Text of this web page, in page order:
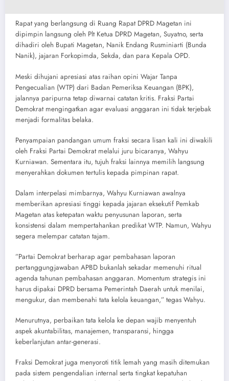
​Rapat yang berlangsung di Ruang Rapat DPRD Magetan ini
dipimpin langsung oleh Plt Ketua DPRD Magetan, Suyatno, serta
dihadiri oleh Bupati Magetan, Nanik Endang Rusminiarti (Bunda
Nanik), jajaran Forkopimda, Sekda, dan para Kepala OPD.
​Meski dihujani apresiasi atas raihan opini Wajar Tanpa
Pengecualian (WTP) dari Badan Pemeriksa Keuangan (BPK),
jalannya paripurna tetap diwarnai catatan kritis. Fraksi Partai
Demokrat mengingatkan agar evaluasi anggaran ini tidak terjebak
menjadi formalitas belaka.
​Penyampaian pandangan umum fraksi secara lisan kali ini diwakili
oleh Fraksi Partai Demokrat melalui juru bicaranya, Wahyu
Kurniawan. Sementara itu, tujuh fraksi lainnya memilih langsung
menyerahkan dokumen tertulis kepada pimpinan rapat.
​Dalam interpelasi mimbarnya, Wahyu Kurniawan awalnya
memberikan apresiasi tinggi kepada jajaran eksekutif Pemkab
Magetan atas ketepatan waktu penyusunan laporan, serta
konsistensi dalam mempertahankan predikat WTP. Namun, Wahyu
segera melempar catatan tajam.
​”Partai Demokrat berharap agar pembahasan laporan
pertanggungjawaban APBD bukanlah sekadar memenuhi ritual
agenda tahunan pembahasan anggaran. Momentum strategis ini
harus dipakai DPRD bersama Pemerintah Daerah untuk menilai,
mengukur, dan membenahi tata kelola keuangan,” tegas Wahyu.
​Menurutnya, perbaikan tata kelola ke depan wajib menyentuh
aspek akuntabilitas, manajemen, transparansi, hingga
keberlanjutan antar-generasi.
​Fraksi Demokrat juga menyoroti titik lemah yang masih ditemukan
pada sistem pengendalian internal serta tingkat kepatuhan